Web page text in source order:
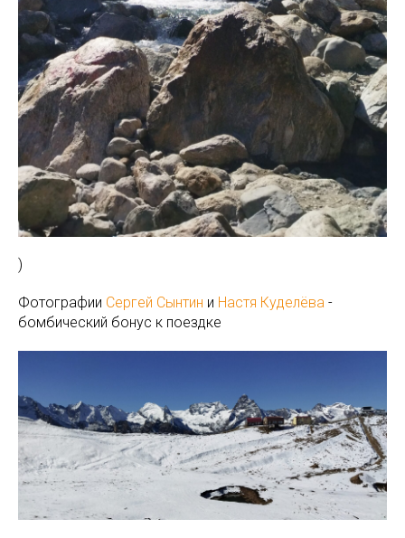
)
Фотографии Сергей Сынтин и Настя Куделёва -
бомбический бонус к поездке